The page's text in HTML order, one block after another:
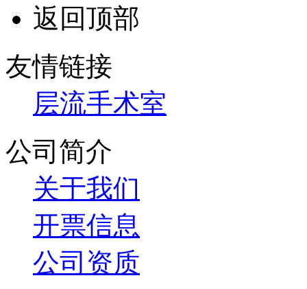
返回顶部
友情链接
层流手术室
公司简介
关于我们
开票信息
公司资质